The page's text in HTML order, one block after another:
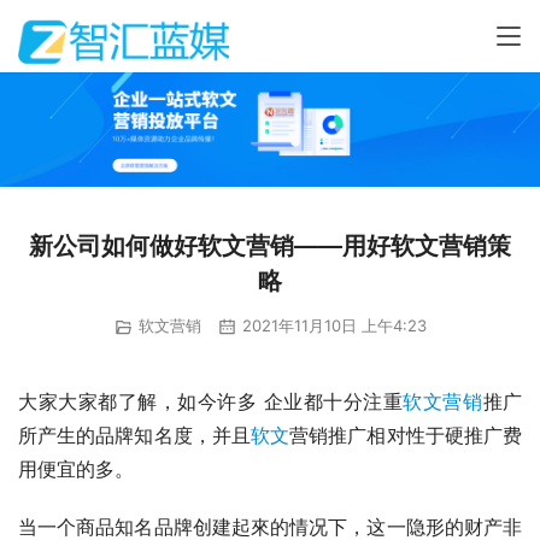
新公司如何做好软文营销——用好软文营销策
略
软文营销 2021年11月10日 上午4:23
大家大家都了解，如今许多 企业都十分注重软文营销推广
所产生的品牌知名度，并且 软文营销推广相对性于硬推广费
用便宜的多。
当一个商品知名品牌创建起來的情况下，这一隐形的财产非